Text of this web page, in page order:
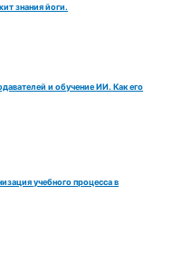
знания йоги.
и обучение ИИ. Как его
учебного процесса в